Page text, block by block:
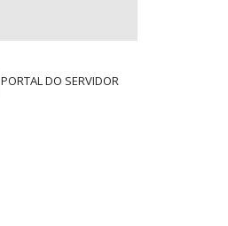
PORTAL DO SERVIDOR